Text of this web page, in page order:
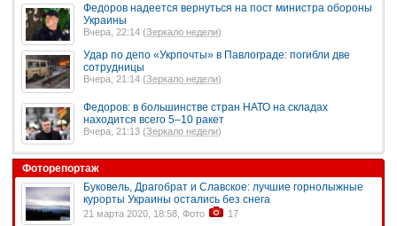
Федоров надеется вернуться на пост министра обороны
Украины
Вчера, 22:14 (Зеркало недели)
Удар по депо «Укрпочты» в Павлограде: погибли две
сотрудницы
Вчера, 21:14 (Зеркало недели)
Федоров: в большинстве стран НАТО на складах
находится всего 5–10 ракет
Вчера, 21:13 (Зеркало недели)
Фоторепортаж
Буковель, Драгобрат и Славское: лучшие горнолыжные
курорты Украины остались без снега
21 марта 2020, 18:58, Фото 17